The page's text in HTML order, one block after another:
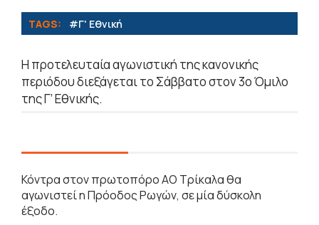
TAGS: #Γ' Εθνική
Η προτελευταία αγωνιστική της κανονικής
περιόδου διεξάγεται το Σάββατο στον 3ο Όμιλο
της Γ’ Εθνικής.
Κόντρα στον πρωτοπόρο ΑΟ Τρίκαλα θα
αγωνιστεί η Πρόοδος Ρωγών, σε μία δύσκολη
έξοδο.